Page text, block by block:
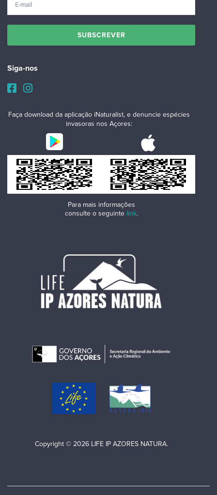
Copyright © 2026 LIFE IP AZORES NATURA.
Siga-nos
Faça download da aplicação iNaturalist, e denuncie espécies
invasoras nos Açores:
Para mais informações
consulte o seguinte link.